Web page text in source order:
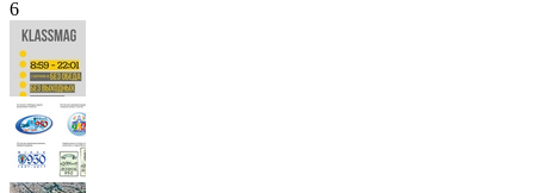
6